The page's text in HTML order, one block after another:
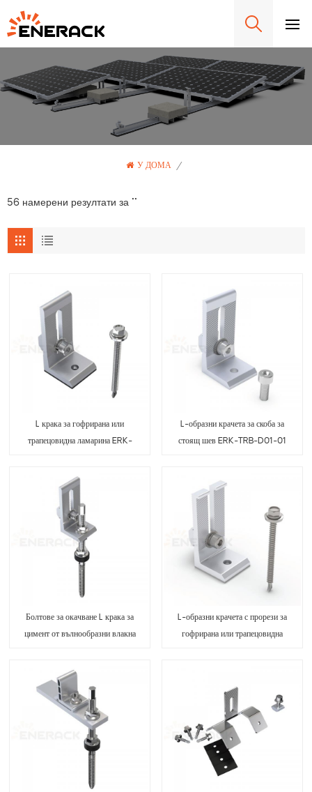
У ДОМА /
56 намерени резултати за ""
L крака за гофрирана или
трапецовидна ламарина ERK-
L-образни крачета за скоба за
стоящ шев ERK-TRB-D01-01
Болтове за окачване L крака за
цимент от вълнообразни влакна
L-образни крачета с прорези за
гофрирана или трапецовидна